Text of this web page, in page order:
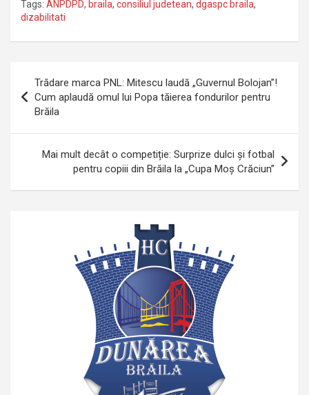
Tags: ANPDPD, braila, consiliul judetean, dgaspc braila,
dizabilitati
în
articole
Trădare marca PNL: Mitescu laudă „Guvernul Bolojan”!
Cum aplaudă omul lui Popa tăierea fondurilor pentru
Brăila
Mai mult decât o competiție: Surprize dulci și fotbal
pentru copiii din Brăila la „Cupa Moș Crăciun”